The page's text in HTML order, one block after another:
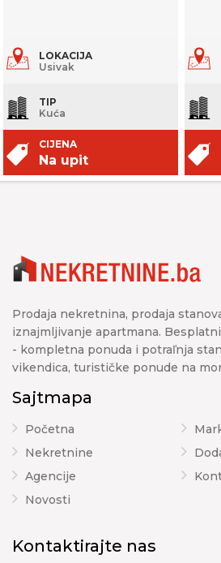
LOKACIJA
Usivak
TIP
Kuća
CIJENA
Na upit
Prodaja nekretnina, prodaja
iznajmljivanje apartmana.
- kompletna ponuda i potraľnja
vikendica, turističke ponude na
Sajtmapa
Početna
Nekretnine
Agencije
Novosti
Kontaktirajte nas